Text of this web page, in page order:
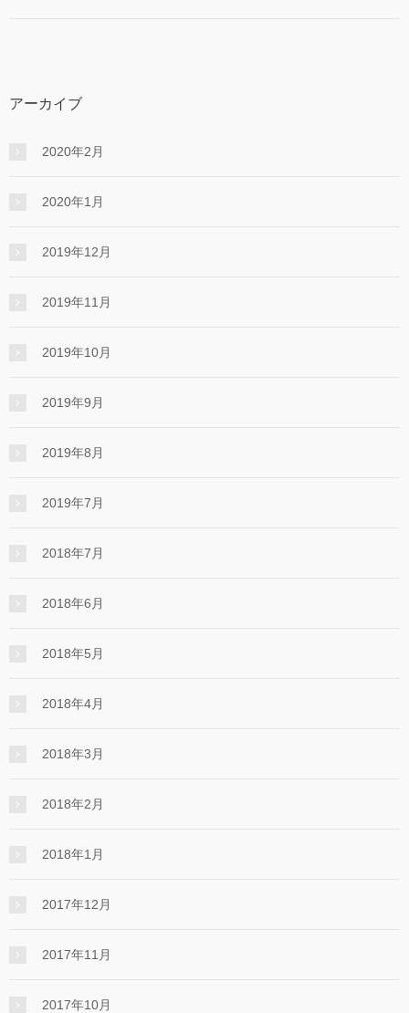
アーカイブ
2020年2月
2020年1月
2019年12月
2019年11月
2019年10月
2019年9月
2019年8月
2019年7月
2018年7月
2018年6月
2018年5月
2018年4月
2018年3月
2018年2月
2018年1月
2017年12月
2017年11月
2017年10月